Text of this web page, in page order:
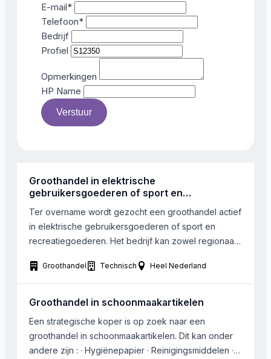
E-mail*
Telefoon*
Bedrijf
Profiel
Opmerkingen
HP Name
Verstuur
Groothandel in elektrische
gebruikersgoederen of sport en
Ter overname wordt gezocht een groothandel actief
in elektrische gebruikersgoederen of sport en
recreatiegoederen. Het bedrijf kan zowel regionaal,
exporterende ondernemingen verdienen de
voorkeur. Het bedrijf dient gelegen te zijn in
Limburg/ Oost Brabant of eventueel in België.
Groothandel Technisch Heel Nederland
Groothandel in schoonmaakartikelen
Een strategische koper is op zoek naar een
groothandel in schoonmaakartikelen. Dit kan onder
andere zijn : · Hygiënepapier · Reinigingsmiddelen ·